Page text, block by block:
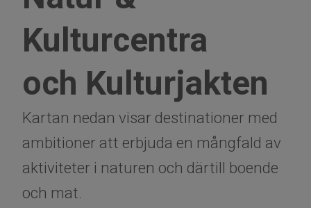
Kulturcentra
och Kulturjakten
Kartan nedan visar destinationer med
ambitioner att erbjuda en mångfald av
aktiviteter i naturen och därtill boende
och mat.